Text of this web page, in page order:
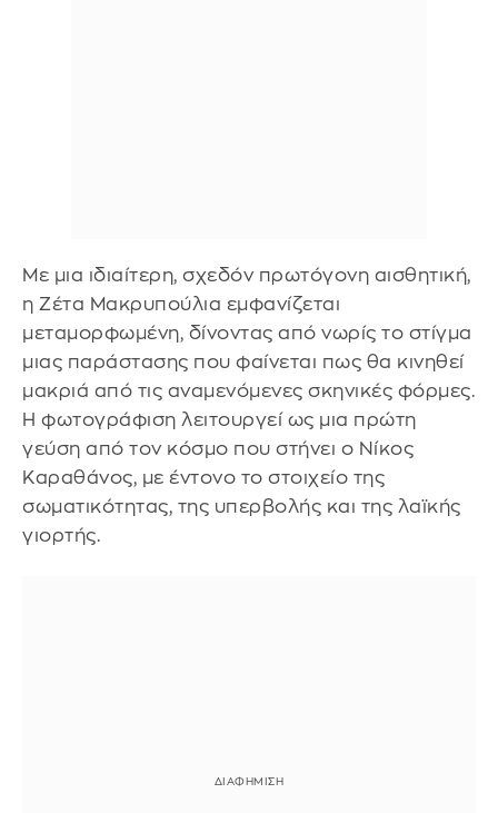
Με μια ιδιαίτερη, σχεδόν πρωτόγονη αισθητική,
η Ζέτα Μακρυπούλια εμφανίζεται
μεταμορφωμένη, δίνοντας από νωρίς το στίγμα
μιας παράστασης που φαίνεται πως θα κινηθεί
μακριά από τις αναμενόμενες σκηνικές φόρμες.
Η φωτογράφιση λειτουργεί ως μια πρώτη
γεύση από τον κόσμο που στήνει ο Νίκος
Καραθάνος, με έντονο το στοιχείο της
σωματικότητας, της υπερβολής και της λαϊκής
γιορτής.